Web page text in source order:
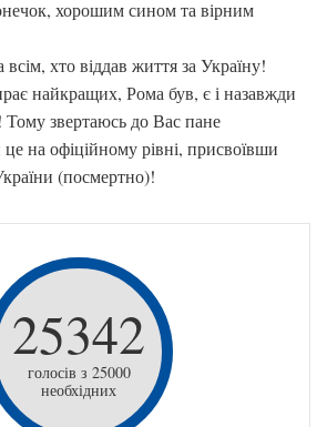
хорошим сином та вірним
хто віддав життя за Україну!
найкращих, Рома був, є і назавжди
Тому звертаюсь до Вас пане
на офіційному рівні, присвоївши
(посмертно)!
25342
голосів з 25000
необхідних